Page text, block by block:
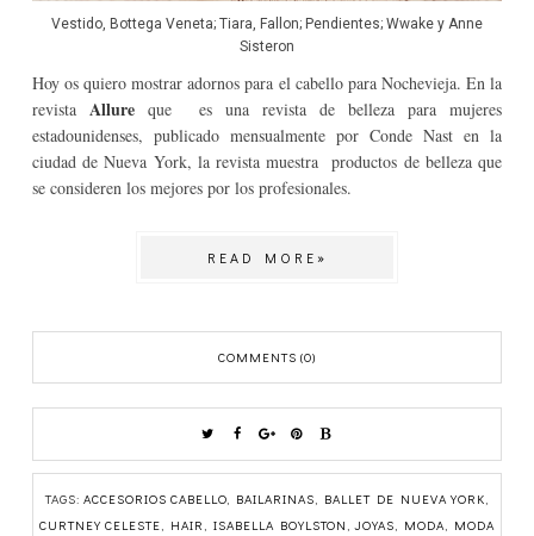
Vestido, Bottega Veneta; Tiara, Fallon; Pendientes; Wwake y Anne
Sisteron
Hoy os quiero mostrar adornos para el cabello para Nochevieja. En la
revista Allure que es una revista de belleza para mujeres
estadounidenses, publicado mensualmente por Conde Nast en la
ciudad de Nueva York, la revista muestra productos de belleza que
se consideren los mejores por los profesionales.
READ MORE»
COMMENTS (0)
TAGS: ACCESORIOS CABELLO, BAILARINAS, BALLET DE NUEVA YORK,
CURTNEY CELESTE, HAIR , ISABELLA BOYLSTON , JOYAS, MODA, MODA